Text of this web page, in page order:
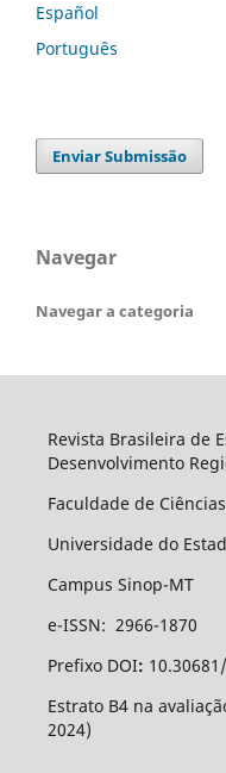
Español
Português
Enviar Submissão
Navegar
Navegar a categoria
Revista Brasileira de
Desenvolvimento
Faculdade de
Universidade do
Campus Sinop-MT
e-ISSN: 2966-1870
Prefixo DOI:
Estrato B4 na
2024)